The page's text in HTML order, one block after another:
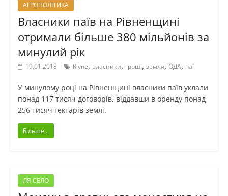
АГРОПОЛІТИКА
Власники паїв на Рівненщині
отримали більше 380 мільйонів за
минулий рік
19.01.2018 Rivne, власники, гроші, земля, ОДА, паї
У минулому році на Рівненщині власники паїв уклали
понад 117 тисяч договорів, віддавши в оренду понад
256 тисяч гектарів землі.
Більше...
ЛЯ СЕЛО